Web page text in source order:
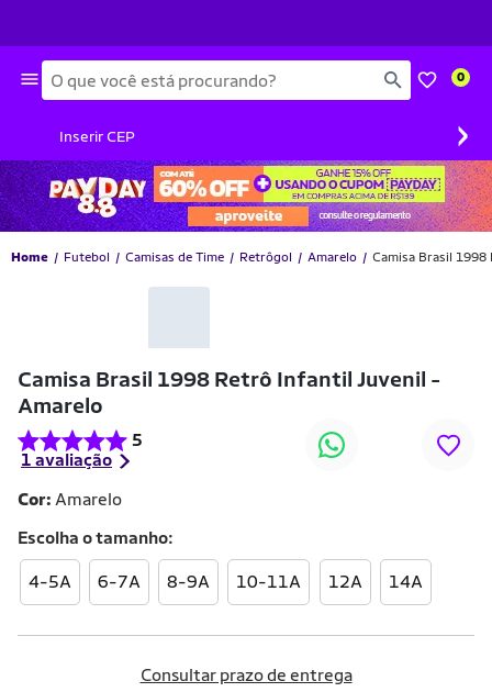
Busca 0
Inserir CEP ›
Home Futebol Camisas de Time Retrôgol Amarelo Camisa Brasil
Camisa Brasil 1998 Retrô Infantil Juvenil -
Amarelo
5
1 avaliação
-55% OFF
Cor: Amarelo
Escolha otamanho
4-5A 6-7A 8-9A 10-11A 12A 14A
Consultar prazo de entrega